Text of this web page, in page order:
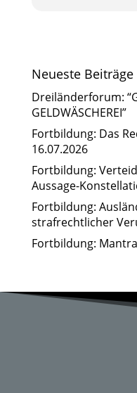
Neueste Beiträge
Dreiländerforum:
GELDWÄSCHEREI”
Fortbildung: Das
16.07.2026
Fortbildung:
Aussage-
Fortbildung:
strafrechtlicher
Fortbildung: